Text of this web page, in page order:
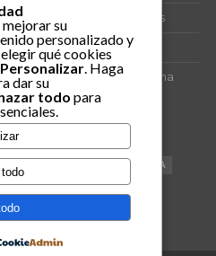
de los Ahogamientos
social 1936. Programa
venda.
CONFERENCIA
061 ANTI-MWC
mejorar su
personalizado y
qué cookies
Personalizar . Haga
dar su
todo para